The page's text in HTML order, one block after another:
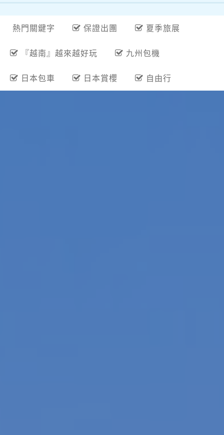
熱門關鍵字 保證出團 夏季旅展
『越南』越來越好玩 九州包機
日本包車 日本賞櫻 自由行